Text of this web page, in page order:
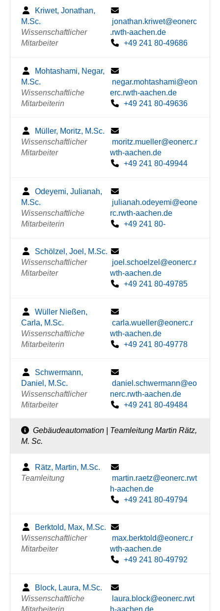
Kriwet, Jonathan,
M.Sc.
Wissenschaftlicher
Mitarbeiter
jonathan.kriwet@eonerc
.rwth-aachen.de
+49 241 80-49686
Mohtashami, Negar,
M.Sc.
Wissenschaftliche
Mitarbeiterin
negar.mohtashami@eon
erc.rwth-aachen.de
+49 241 80-49636
Müller, Moritz, M.Sc.
Wissenschaftlicher
Mitarbeiter
moritz.mueller@eonerc.r
wth-aachen.de
+49 241 80-49944
Odeyemi, Julianah,
M.Sc.
Wissenschaftliche
Mitarbeiterin
julianah.odeyemi@eone
rc.rwth-aachen.de
+49 241 80-
Schölzel, Joel, M.Sc.
Wissenschaftlicher
Mitarbeiter
joel.schoelzel@eonerc.r
wth-aachen.de
+49 241 80-49785
Wüller Nießen,
Carla, M.Sc.
Wissenschaftliche
Mitarbeiterin
carla.wueller@eonerc.r
wth-aachen.de
+49 241 80-49778
Schwermann,
Daniel, M.Sc.
Wissenschaftlicher
Mitarbeiter
daniel.schwermann@eo
nerc.rwth-aachen.de
+49 241 80-49484
Gebäudeautomation | Teamleitung Martin Rätz,
M. Sc.
Rätz, Martin, M.Sc.
Teamleitung
martin.raetz@eonerc.rwt
h-aachen.de
+49 241 80-49794
Berktold, Max, M.Sc.
Wissenschaftlicher
Mitarbeiter
max.berktold@eonerc.r
wth-aachen.de
+49 241 80-49792
Block, Laura, M.Sc.
Wissenschaftliche
Mitarbeiterin
laura.block@eonerc.rwt
h-aachen.de